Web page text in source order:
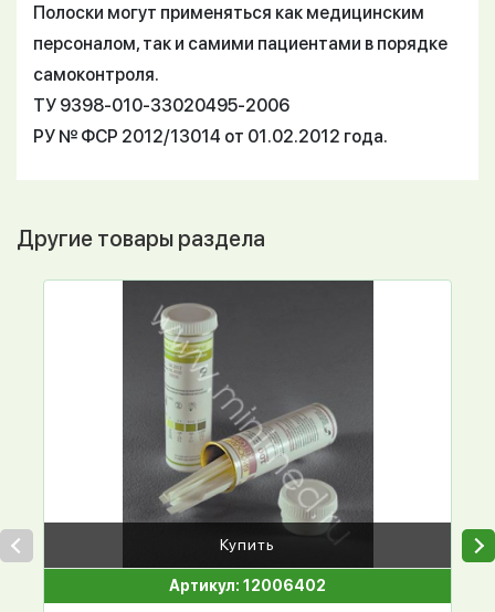
Полоски могут применяться как медицинским
персоналом, так и самими пациентами в порядке
самоконтроля.
ТУ 9398-010-33020495-2006
РУ № ФСР 2012/13014 от 01.02.2012 года.
Другие товары раздела
Купить
Артикул: 12006402